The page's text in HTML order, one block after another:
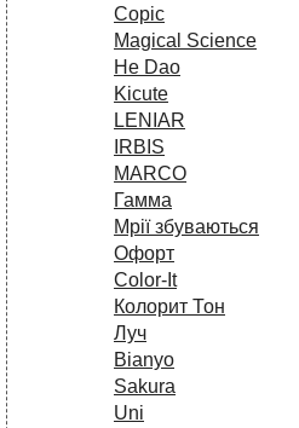
Copic
Magical Science
He Dao
Kicute
LENIAR
IRBIS
MARCO
Гамма
Мрії збуваються
Офорт
Сolor-It
Колорит Тон
Луч
Bianyo
Sakura
Uni